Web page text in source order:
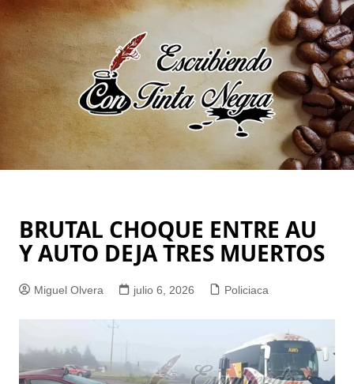
Saltar
al
contenido
BRUTAL CHOQUE ENTRE AU
Y AUTO DEJA TRES MUERTOS
Miguel Olvera julio 6, 2026 Policiaca